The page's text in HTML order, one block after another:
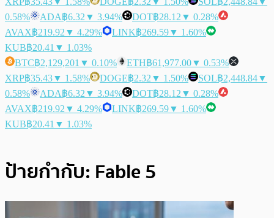
0.58%
ADA฿6.32 ▼ 3.94% DOT฿28.12 ▼ 0.28%
AVAX฿219.92 ▼ 4.29% LINK฿269.59▼ 1.60%
KUB฿20.41 ▼ 1.03%
BTC฿2,129,201 ▼ 0.10% ETH฿61,977.00▼ 0.53%
XRP฿35.43▼ 1.58% DOGE฿2.32 ▼ 1.50% SOL฿2,448.84▼
0.58%
ADA฿6.32 ▼ 3.94% DOT฿28.12 ▼ 0.28%
AVAX฿219.92 ▼ 4.29% LINK฿269.59▼ 1.60%
KUB฿20.41 ▼ 1.03%
ป้ายกำกับ: Fable 5